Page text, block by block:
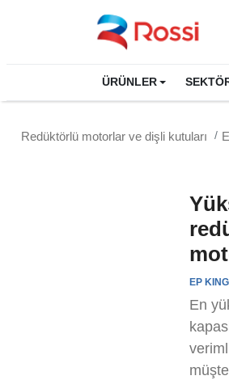
ÜRÜNLER
Redüktörlü motorlar ve dişli kutuları
EP
En